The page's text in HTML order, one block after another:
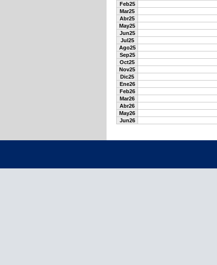
Feb25
Mar25
Abr25
May25
Jun25
Jul25
Ago25
Sep25
Oct25
Nov25
Dic25
Ene26
Feb26
Mar26
Abr26
May26
Jun26